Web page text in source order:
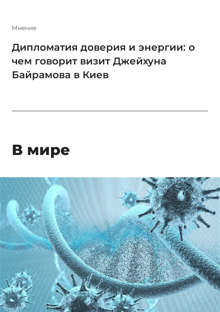
Мнение
Дипломатия доверия и энергии: о
чем говорит визит Джейхуна
Байрамова в Киев
В мире